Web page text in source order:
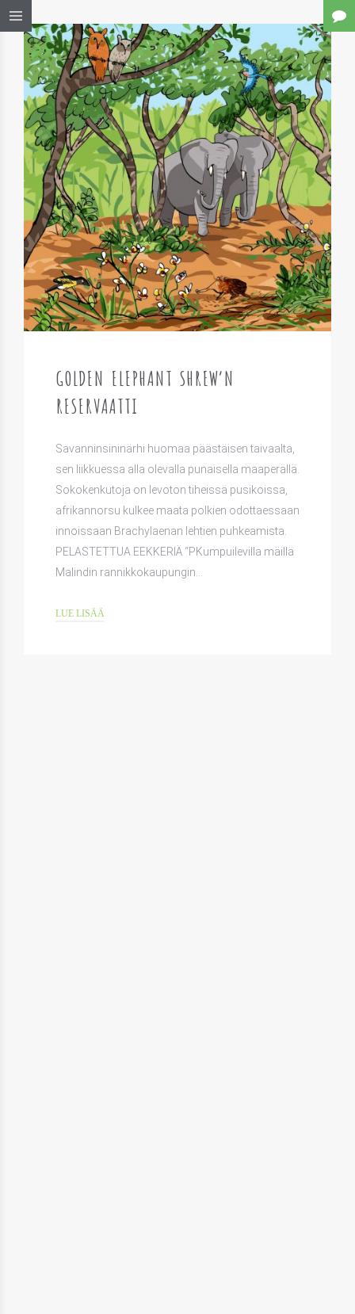
GOLDEN ELEPHANT SHREW’N
RESERVAATTI
Savanninsininärhi huomaa päästäisen taivaalta,
sen liikkuessa alla olevalla punaisella maaperällä.
Sokokenkutoja on levoton tiheissä pusikoissa,
afrikannorsu kulkee maata polkien odottaessaan
innoissaan Brachylaenan lehtien puhkeamista.
PELASTETTUA EEKKERIÄ “PKumpuilevilla mäillä
Malindin rannikkokaupungin…
LUE LISÄÄ